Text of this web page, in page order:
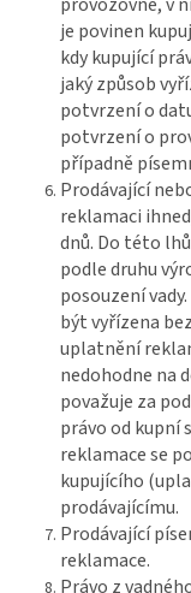
je povinen
kdy kupující
jaký způsob
potvrzení o
potvrzení o
případně
Prodávající
reklamaci
dnů. Do této
podle druhu
posouzení
být vyřízena
uplatnění
nedohodne na
považuje za
právo od kupní
reklamace se
kupujícího
prodávajícímu.
Prodávající
reklamace.
Právo z